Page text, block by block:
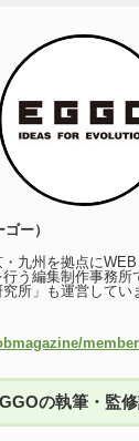
ー）
九州を拠点にWEB
う編集制作事務所
所」も運営してい
の執筆・監